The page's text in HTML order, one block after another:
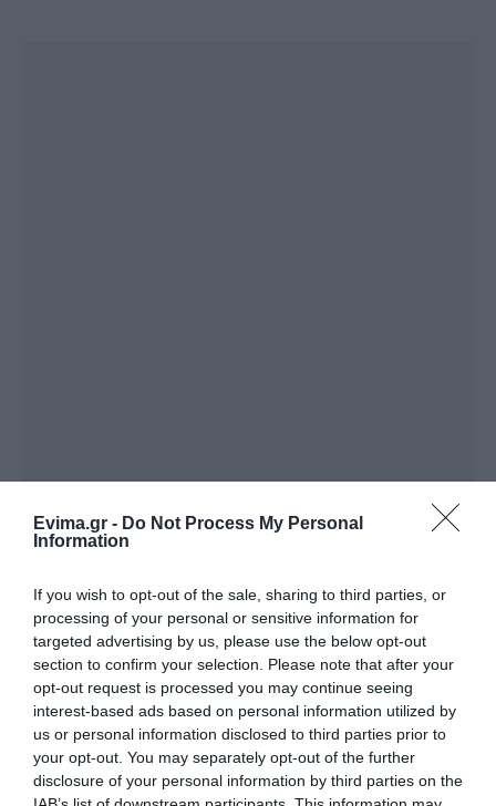
Evima.gr - Do Not Process My Personal
Information
If you wish to opt-out of the sale, sharing to third parties, or
processing of your personal or sensitive information for
targeted advertising by us, please use the below opt-out
section to confirm your selection. Please note that after your
opt-out request is processed you may continue seeing
interest-based ads based on personal information utilized by
us or personal information disclosed to third parties prior to
your opt-out. You may separately opt-out of the further
disclosure of your personal information by third parties on the
Ακολουθήστε το evima.gr στοGoogle News
Διαβάστε όλες τιςειδήσεις για την Εύβοια
Διαβάστε όλες τιςτελευταίες ειδήσειςγια την